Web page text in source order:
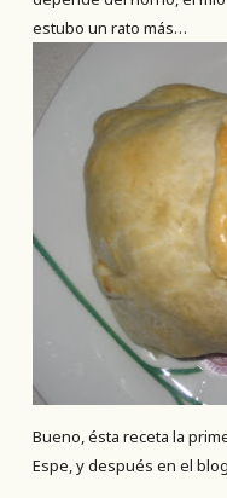
estubo un rato más…
Bueno, ésta receta la
Espe, y después en el